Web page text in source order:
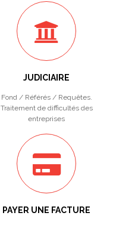
JUDICIAIRE
Fond / Référés / Requêtes.
Traitement de difficultés des
entreprises
PAYER UNE FACTURE